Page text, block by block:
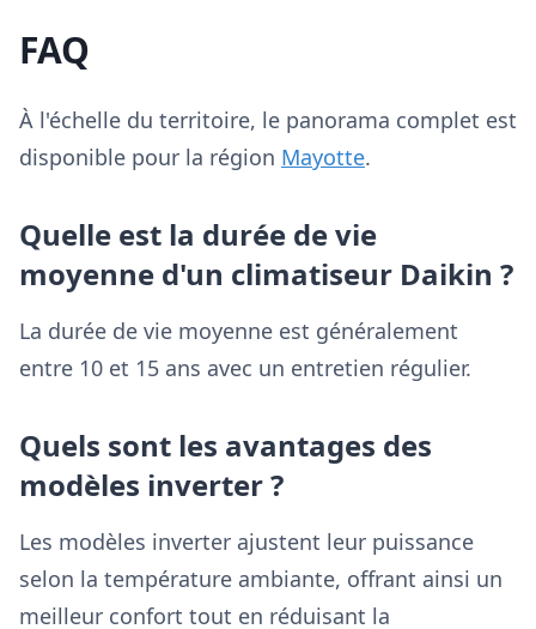
FAQ
À l'échelle du territoire, le panorama complet est
disponible pour la région Mayotte.
Quelle est la durée de vie
moyenne d'un climatiseur Daikin ?
La durée de vie moyenne est généralement
entre 10 et 15 ans avec un entretien régulier.
Quels sont les avantages des
modèles inverter ?
Les modèles inverter ajustent leur puissance
selon la température ambiante, offrant ainsi un
meilleur confort tout en réduisant la